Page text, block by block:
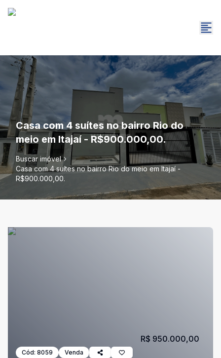
Casa com 4 suítes no bairro Rio do
meio em Itajaí - R$900.000,00.
Buscar imóvel
Casa com 4 suítes no bairro Rio do meio em Itajaí -
R$900.000,00.
Cód: 8059 Venda
R$ 950.000,00